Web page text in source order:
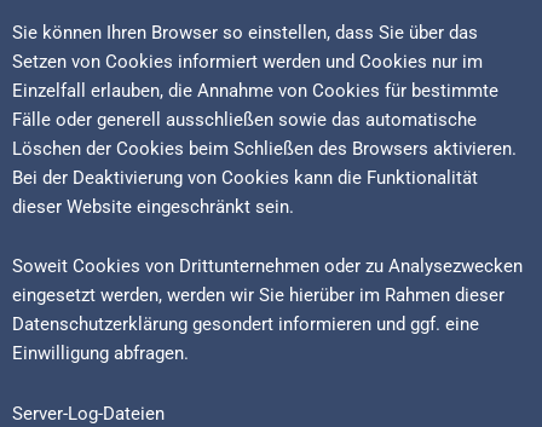
Sie können Ihren Browser so einstellen, dass Sie über das
Setzen von Cookies informiert werden und Cookies nur im
Einzelfall erlauben, die Annahme von Cookies für bestimmte
Fälle oder generell ausschließen sowie das automatische
Löschen der Cookies beim Schließen des Browsers aktivieren.
Bei der Deaktivierung von Cookies kann die Funktionalität
dieser Website eingeschränkt sein.
Soweit Cookies von Drittunternehmen oder zu Analysezwecken
eingesetzt werden, werden wir Sie hierüber im Rahmen dieser
Datenschutzerklärung gesondert informieren und ggf. eine
Einwilligung abfragen.
Server-Log-Dateien